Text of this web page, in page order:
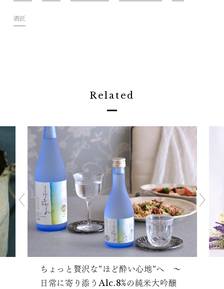
酒匠
Related
ちょっと贅沢な“ほど酔い心地“へ ～
日常に寄り添うAlc.8%の純米大吟醸